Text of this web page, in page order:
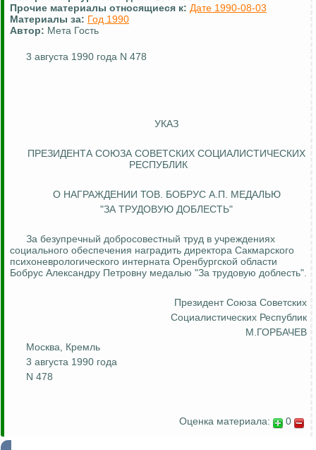
Прочие материалы относящиеся к: Дате 1990-08-03
Материалы за: Год 1990
Автор: Мета Гость
3 августа 1990 года N 478
УКАЗ
ПРЕЗИДЕНТА СОЮЗА СОВЕТСКИХ СОЦИАЛИСТИЧЕСКИХ
РЕСПУБЛИК
О НАГРАЖДЕНИИ ТОВ. БОБРУС А.П. МЕДАЛЬЮ
"ЗА ТРУДОВУЮ ДОБЛЕСТЬ"
За безупречный добросовестный труд в учреждениях
социального обеспечения наградить директора Сакмарского
психоневрологического интерната Оренбургской области
Бобрус Александру Петровну медалью "За трудовую доблесть".
Президент Союза Советских
Социалистических Республик
М.ГОРБАЧЕВ
Москва, Кремль
3 августа 1990 года
N 478
Оценка материала: 0